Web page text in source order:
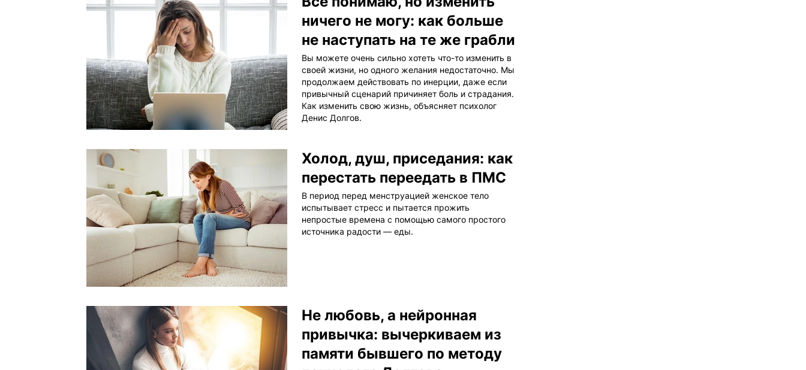
ничего не могу: как больше
не наступать на те же грабли
Вы можете очень сильно хотеть что-то изменить в
своей жизни, но одного желания недостаточно. Мы
продолжаем действовать по инерции, даже если
привычный сценарий причиняет боль и страдания.
Как изменить свою жизнь, объясняет психолог
Денис Долгов.
Холод, душ, приседания: как
перестать переедать в ПМС
В период перед менструацией женское тело
испытывает стресс и пытается прожить
непростые времена с помощью самого простого
источника радости — еды.
Не любовь, а нейронная
привычка: вычеркиваем из
памяти бывшего по методу